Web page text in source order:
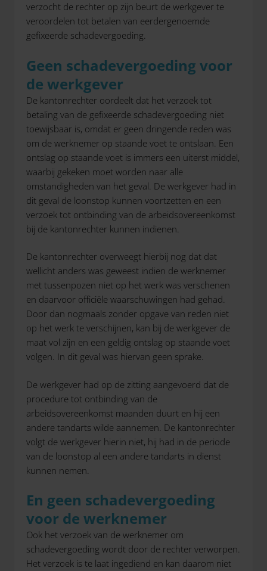
verzocht de rechter op zijn beurt de werkgever te
veroordelen tot betalen van eerdergenoemde
gefixeerde schadevergoeding.
Geen schadevergoeding voor
de werkgever
De kantonrechter oordeelt dat het verzoek tot
betaling van de gefixeerde schadevergoeding niet
toewijsbaar is, omdat er geen dringende reden was
om de werknemer op staande voet te ontslaan. Een
ontslag op staande voet is immers een uiterst middel,
waarbij gekeken moet worden naar alle
omstandigheden van het geval. De werkgever had in
dit geval de loonstop kunnen voortzetten en een
verzoek tot ontbinding van de arbeidsovereenkomst
bij de kantonrechter kunnen indienen.
De kantonrechter overweegt hierbij nog dat dat
wellicht anders was geweest indien de werknemer
met tussenpozen niet op het werk was verschenen
en daarvoor officiële waarschuwingen had gehad.
Door dan nogmaals zonder opgave van reden niet
op het werk te verschijnen, kan bij de werkgever de
maat vol zijn en een geldig ontslag op staande voet
volgen. In dit geval was hiervan geen sprake.
De werkgever had op de zitting aangevoerd dat de
procedure tot ontbinding van de
arbeidsovereenkomst maanden duurt en hij een
andere tandarts wilde aannemen. De kantonrechter
volgt de werkgever hierin niet, hij had in de periode
van de loonstop al een andere tandarts in dienst
kunnen nemen.
En geen schadevergoeding
voor de werknemer
Ook het verzoek van de werknemer om
schadevergoeding wordt door de rechter verworpen.
Het verzoek is te laat ingediend en kan daarom niet